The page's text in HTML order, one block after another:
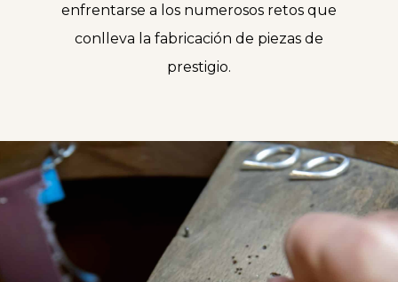
enfrentarse a los numerosos retos que
conlleva la fabricación de piezas de
prestigio.